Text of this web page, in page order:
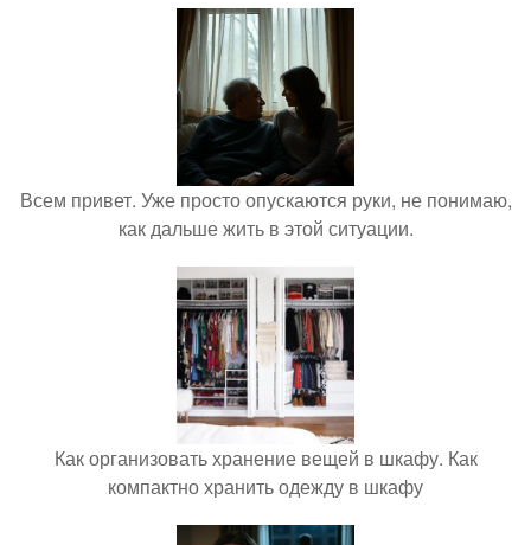
Всем привет. Уже просто опускаются руки, не понимаю,
как дальше жить в этой ситуации.
Как организовать хранение вещей в шкафу. Как
компактно хранить одежду в шкафу